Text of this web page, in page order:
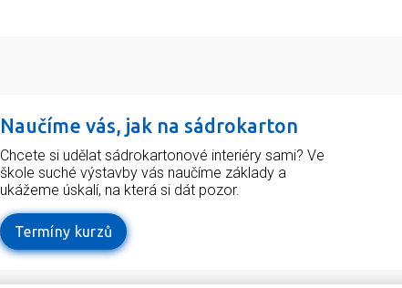
Naučíme vás, jak na sádrokarton
Chcete si udělat sádrokartonové interiéry sami? Ve
škole suché výstavby vás naučíme základy a
ukážeme úskalí, na která si dát pozor.
Termíny kurzů